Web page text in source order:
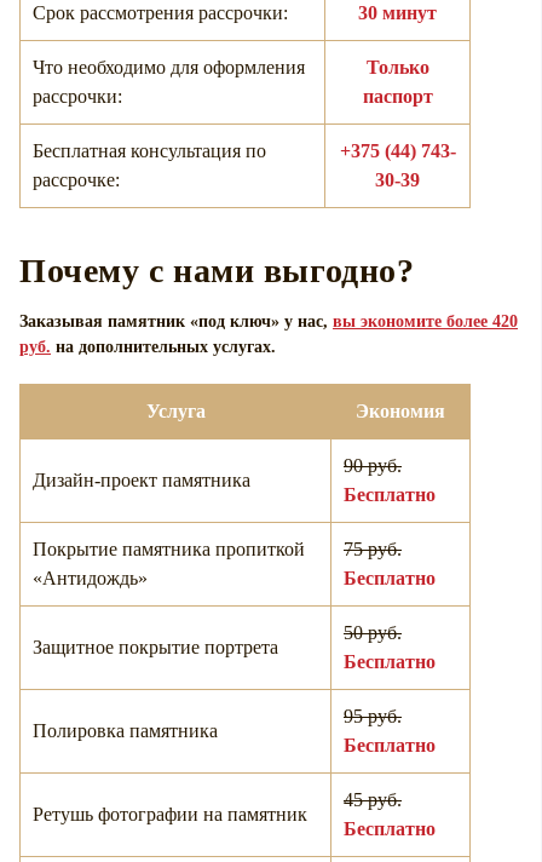
Срок рассмотрения рассрочки: 30 минут
Что необходимо для оформления
рассрочки:
Только
паспорт
Бесплатная консультация по
рассрочке:
+375 (44) 743-
30-39
Почему с нами выгодно?
Заказывая памятник «под ключ» у нас, вы экономите более 420
руб. на дополнительных услугах.
Услуга Экономия
Дизайн-проект памятника
90 руб.
Бесплатно
Покрытие памятника пропиткой
«Антидождь»
75 руб.
Бесплатно
Защитное покрытие портрета
50 руб.
Бесплатно
Полировка памятника
95 руб.
Бесплатно
Ретушь фотографии на памятник
45 руб.
Бесплатно